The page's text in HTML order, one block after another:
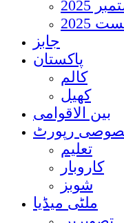
2025
2025
جابز
پاکستان
کالم
کھیل
بین الاقوامی
رپورٹ
تعلیم
کاروبار
شوبز
ملٹی میڈیا